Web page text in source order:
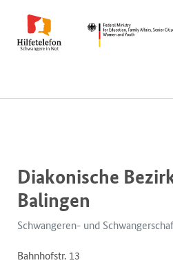
Diakonische
Balingen
Schwangeren- und
Bahnhofstr. 13